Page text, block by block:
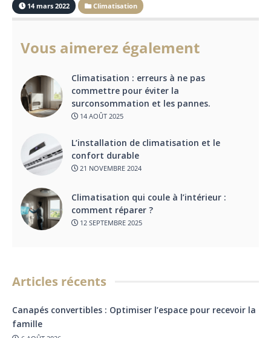
14 mars 2022 Climatisation
Vous aimerez également
Climatisation : erreurs à ne pas
commettre pour éviter la
surconsommation et les pannes.
14 AOÛT 2025
L’installation de climatisation et le
confort durable
21 NOVEMBRE 2024
Climatisation qui coule à l’intérieur :
comment réparer ?
12 SEPTEMBRE 2025
Articles récents
Canapés convertibles : Optimiser l’espace pour recevoir la
famille